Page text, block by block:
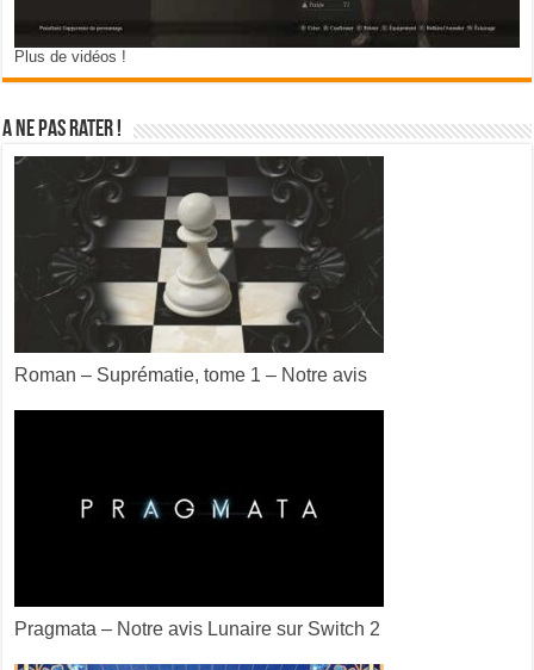
Plus de vidéos !
A ne pas rater !
Roman – Suprématie, tome 1 – Notre avis
Pragmata – Notre avis Lunaire sur Switch 2